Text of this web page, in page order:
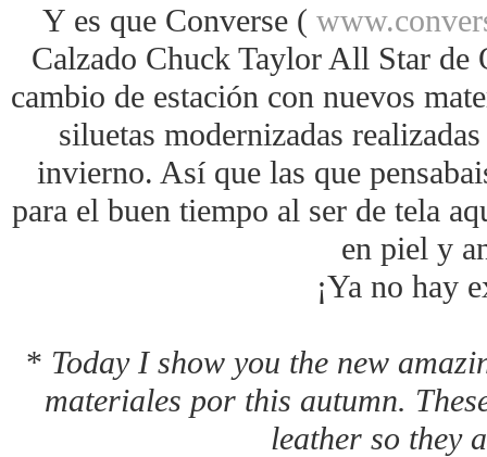
Y es que Converse (
Calzado Chuck Taylor All Star de
cambio de estación con nuevos
siluetas modernizadas
invierno. Así que las que
para el buen tiempo al ser de tela
en piel y
¡Ya no hay
* Today I show you the new
materiales por this autumn.
leather so they